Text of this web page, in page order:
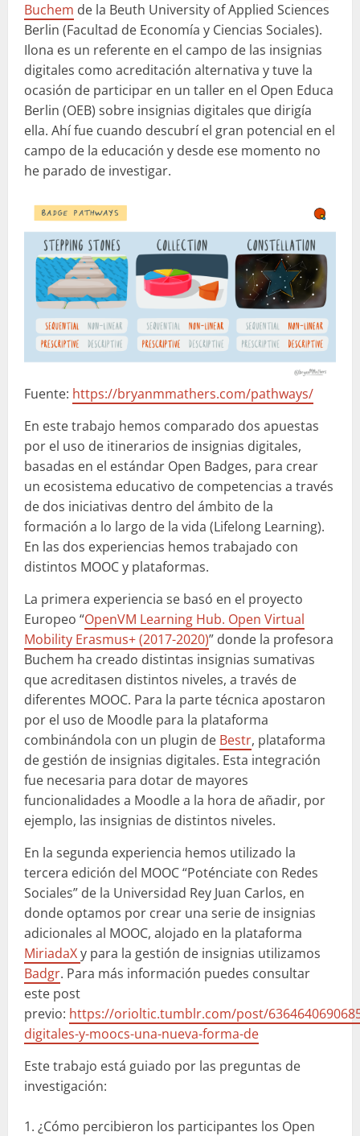
Buchem de la Beuth University of Applied Sciences
Berlin (Facultad de Economía y Ciencias Sociales).
Ilona es un referente en el campo de las insignias
digitales como acreditación alternativa y tuve la
ocasión de participar en un taller en el Open Educa
Berlin (OEB) sobre insignias digitales que dirigía
ella. Ahí fue cuando descubrí el gran potencial en el
campo de la educación y desde ese momento no
he parado de investigar.
Fuente: https://bryanmmathers.com/pathways/
En este trabajo hemos comparado dos apuestas
por el uso de itinerarios de insignias digitales,
basadas en el estándar Open Badges, para crear
un ecosistema educativo de competencias a través
de dos iniciativas dentro del ámbito de la
formación a lo largo de la vida (Lifelong Learning).
En las dos experiencias hemos trabajado con
distintos MOOC y plataformas.
La primera experiencia se basó en el proyecto
Europeo “OpenVM Learning Hub. Open Virtual
Mobility Erasmus+ (2017-2020)” donde la profesora
Buchem ha creado distintas insignias sumativas
que acreditasen distintos niveles, a través de
diferentes MOOC. Para la parte técnica apostaron
por el uso de Moodle para la plataforma
combinándola con un plugin de Bestr, plataforma
de gestión de insignias digitales. Esta integración
fue necesaria para dotar de mayores
funcionalidades a Moodle a la hora de añadir, por
ejemplo, las insignias de distintos niveles.
En la segunda experiencia hemos utilizado la
tercera edición del MOOC “Poténciate con Redes
Sociales” de la Universidad Rey Juan Carlos, en
donde optamos por crear una serie de insignias
adicionales al MOOC, alojado en la plataforma
MiriadaXy para la gestión de insignias utilizamos
Badgr. Para más información puedes consultar
este post
previo: https://orioltic.tumblr.com/post/
digitales-y-moocs-una-nueva-forma-de
Este trabajo está guiado por las preguntas de
investigación:
¿Cómo percibieron los participantes los Open